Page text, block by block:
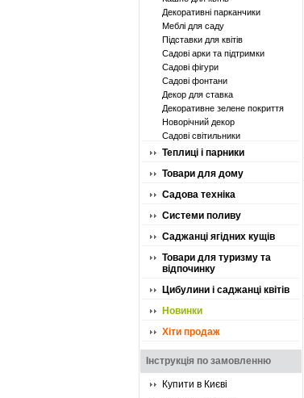
Декоративні парканчики
Меблі для саду
Підставки для квітів
Садові арки та підтримки
Садові фігури
Садові фонтани
Декор для ставка
Декоративне зелене покриття
Новорічний декор
Садові світильники
Теплиці і парники
Товари для дому
Садова техніка
Системи поливу
Саджанці ягідних кущів
Товари для туризму та
відпочинку
Цибулини і саджанці квітів
Новинки
Хіти продаж
Інструкція по замовленню
Купити в Києві